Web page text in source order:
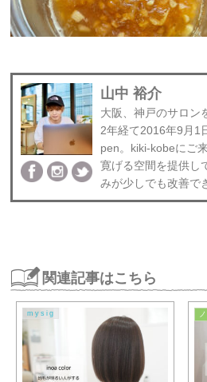
山中 裕介
大阪、神戸のサロン
2年経て2016年9月1
pen。kiki-kobeにご
寛げる空間を提供し
みが少しでも改善
関連記事はこちら
mysig